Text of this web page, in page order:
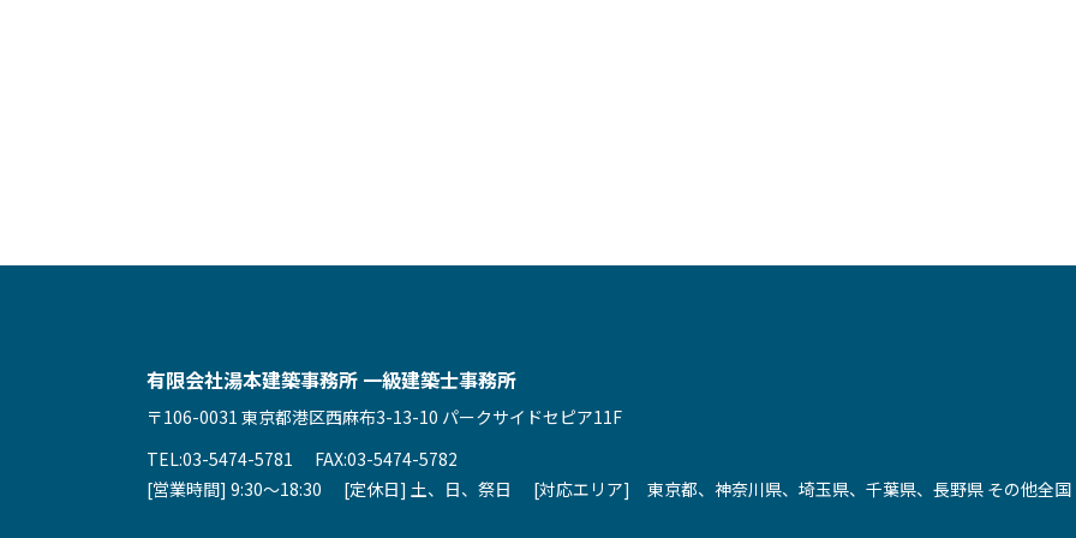
有限会社湯本建築事務所 一級建築士事務所
〒106-0031 東京都港区西麻布3-13-10 パークサイドセピア11F
TEL:03-5474-5781
FAX:03-5474-5782
[営業時間] 9:30～18:30
[定休日] 土、日、祭日 [対応エリア] 東京都、神奈川県、埼玉県、千葉県、長野県 その他全国